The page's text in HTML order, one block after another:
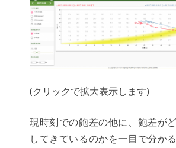
(クリックで拡大表示します)
現時刻での飽差の他に、飽差が
してきているのかを一目で分か